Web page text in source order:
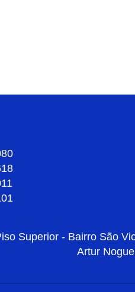
Superior - Bairro São
Artur